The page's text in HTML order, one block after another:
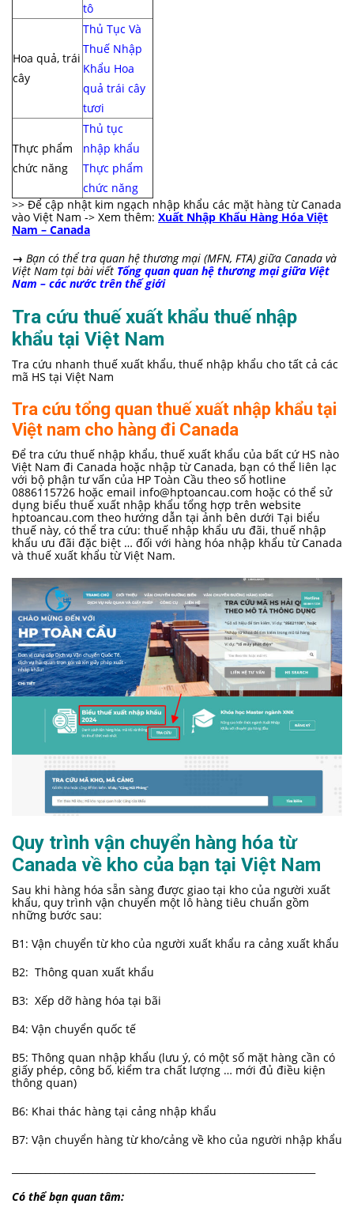
tô
Hoa quả, trái
cây
Thủ Tục Và
Thuế Nhập
Khẩu Hoa
quả trái cây
tươi
Thực phẩm
chức năng
Thủ tục
nhập khẩu
Thực phẩm
chức năng
>> Để cập nhật kim ngạch nhập khẩu các mặt hàng từ Canada
vào Việt Nam -> Xem thêm: Xuất Nhập Khẩu Hàng Hóa Việt
Nam – Canada
→ Bạn có thể tra quan hệ thương mại (MFN, FTA) giữa Canada và
Việt Nam tại bài viết Tổng quan quan hệ thương mại giữa Việt
Nam – các nước trên thế giới
Tra cứu thuế xuất khẩu thuế nhập
khẩu tại Việt Nam
Tra cứu nhanh thuế xuất khẩu, thuế nhập khẩu cho tất cả các
mã HS tại Việt Nam
Tra cứu tổng quan thuế xuất nhập khẩu tại
Việt nam cho hàng đi Canada
Để tra cứu thuế nhập khẩu, thuế xuất khẩu của bất cứ HS nào
Việt Nam đi Canada hoặc nhập từ Canada, bạn có thể liên lạc
với bộ phận tư vấn của HP Toàn Cầu theo số hotline
0886115726 hoặc email info@hptoancau.com hoặc có thể sử
dụng biểu thuế xuất nhập khẩu tổng hợp trên website
hptoancau.com theo hướng dẫn tại ảnh bên dưới Tại biểu
thuế này, có thể tra cứu: thuế nhập khẩu ưu đãi, thuế nhập
khẩu ưu đãi đặc biệt … đối với hàng hóa nhập khẩu từ Canada
và thuế xuất khẩu từ Việt Nam.
Quy trình vận chuyển hàng hóa từ
Canada về kho của bạn tại Việt Nam
Sau khi hàng hóa sẵn sàng được giao tại kho của người xuất
khẩu, quy trình vận chuyển một lô hàng tiêu chuẩn gồm
những bước sau:
B1: Vận chuyển từ kho của người xuất khẩu ra cảng xuất khẩu
B2: Thông quan xuất khẩu
B3: Xếp dỡ hàng hóa tại bãi
B4: Vận chuyển quốc tế
B5: Thông quan nhập khẩu (lưu ý, có một số mặt hàng cần có
giấy phép, công bố, kiểm tra chất lượng … mới đủ điều kiện
thông quan)
B6: Khai thác hàng tại cảng nhập khẩu
B7: Vận chuyển hàng từ kho/cảng về kho của người nhập khẩu
Có thể bạn quan tâm: